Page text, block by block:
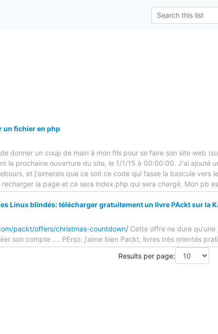
un fichier en php
donner un coup de main à mon fils pour se faire son site web
la prochaine ouverture du site, le 1/1/15 à 00:00:00. J'ai ajouté
et j'aimerais que ce soit ce code qui fasse la bascule vers
la page et ce sera index.php qui sera chargé. Mon pb
Linux blindés: télécharger gratuitement un livre PAckt sur la
packt/offers/christmas-countdown/ Cette offre ne dure
son compte .... PErso: j'aime bien Packt, livres très orientés
Results per page: